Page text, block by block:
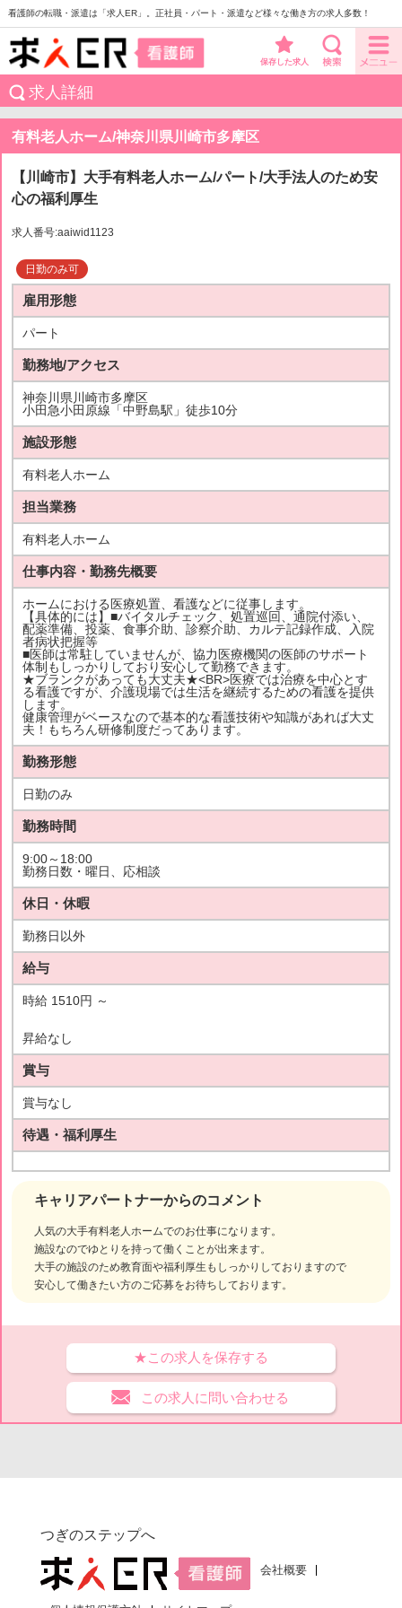
看護師の転職・派遣は「求人ER」。正社員・パート・派遣など様々な働き方の求人多数！
保存した求人
求人詳細
有料老人ホーム/神奈川県川崎市多摩区
【川崎市】大手有料老人ホーム/パート/大手法人のため安
心の福利厚生
求人番号:aaiwid1123
日勤のみ可
キャリアパートナーからのコメント
人気の大手有料老人ホームでのお仕事になります。
施設なのでゆとりを持って働くことが出来ます。
大手の施設のため教育面や福利厚生もしっかりしておりますので
安心して働きたい方のご応募をお待ちしております。
雇用形態
パート
勤務地/アクセス
神奈川県川崎市多摩区
小田急小田原線「中野島駅」徒歩10分
施設形態
有料老人ホーム
担当業務
有料老人ホーム
仕事内容・勤務先概要
ホームにおける医療処置、看護などに従事します。
【具体的には】■バイタルチェック、処置巡回、通院付添い、
配薬準備、投薬、食事介助、診察介助、カルテ記録作成、入院
者病状把握等
■医師は常駐していませんが、協力医療機関の医師のサポート
体制もしっかりしており安心して勤務できます。
★ブランクがあっても大丈夫★<BR>医療では治療を中心とす
る看護ですが、介護現場では生活を継続するための看護を提供
します。
健康管理がベースなので基本的な看護技術や知識があれば大丈
夫！もちろん研修制度だってあります。
勤務形態
日勤のみ
勤務時間
9:00～18:00
勤務日数・曜日、応相談
休日・休暇
勤務日以外
給与
時給 1510円 ～
昇給なし
賞与
賞与なし
待遇・福利厚生
★この求人を保存する
この求人に問い合わせる
つぎのステップへ
会社概要